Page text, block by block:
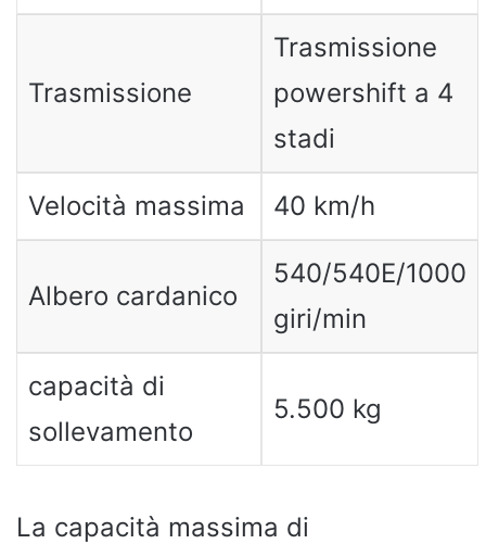
Trasmissione
Trasmissione
powershift a 4
stadi
Velocità massima 40 km/h
Albero cardanico
540/540E/1000
giri/min
capacità di
sollevamento
5.500 kg
La capacità massima di